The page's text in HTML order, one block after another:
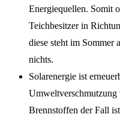
Energiequellen. Somit
Teichbesitzer in
diese steht im Sommer
nichts.
Solarenergie ist
Umweltverschmutzung
Brennstoffen der Fall